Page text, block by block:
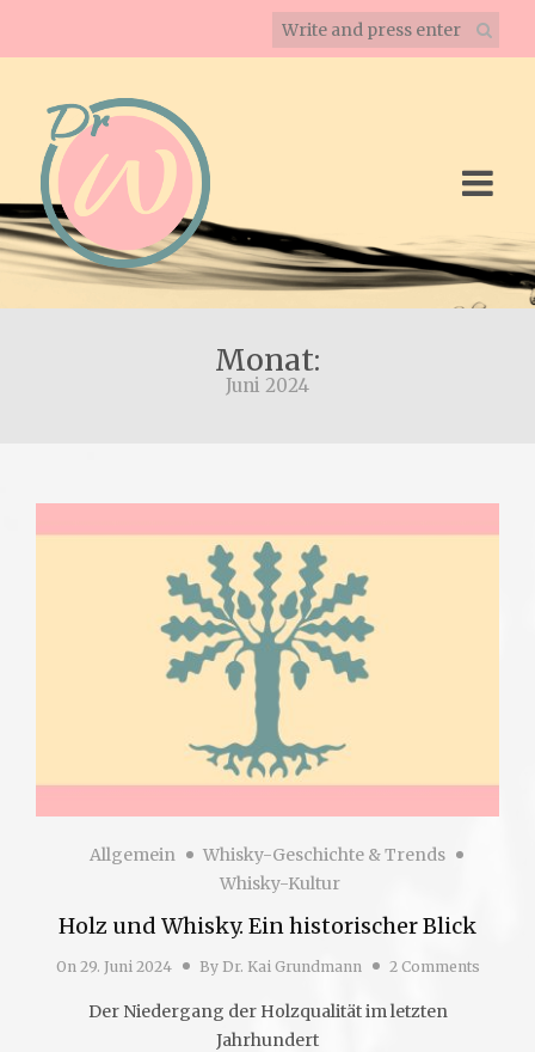
Monat:
Juni 2024
Allgemein
Whisky-Geschichte & Trends
Whisky-Kultur
Holz und Whisky. Ein historischer Blick
On 29. Juni 2024 By Dr. Kai Grundmann 2 Comments
Der Niedergang der Holzqualität im letzten
Jahrhundert